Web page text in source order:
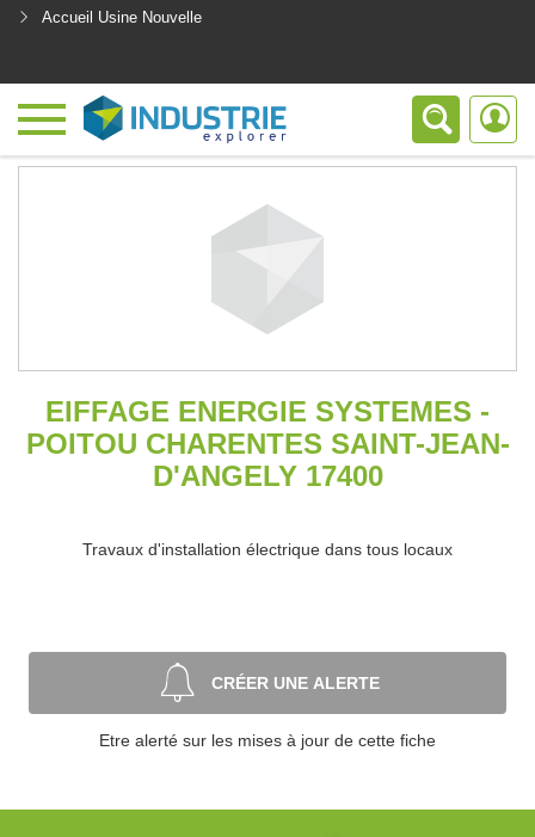
Accueil Usine Nouvelle
EIFFAGE ENERGIE SYSTEMES -
POITOU CHARENTES SAINT-JEAN-
D'ANGELY 17400
Travaux d'installation électrique dans tous locaux
CRÉER UNE ALERTE
Etre alerté sur les mises à jour de cette fiche